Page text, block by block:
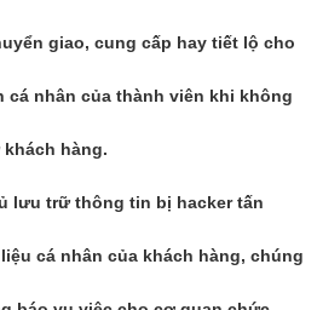
giao, cung cấp hay tiết lộ cho
cá nhân của thành viên khi không
hàng.
lưu trữ thông tin bị hacker tấn
cá nhân của khách hàng, chúng